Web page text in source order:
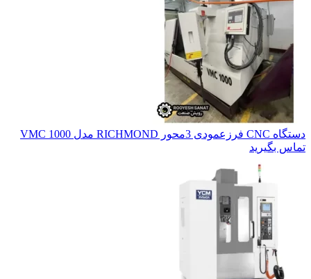
دستگاه CNC فرزعمودی 3محور RICHMOND مدل VMC 1000
تماس بگیرید